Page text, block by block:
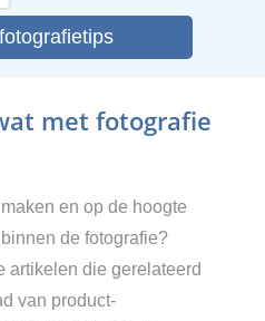
met fotografie
en op de hoogte
de fotografie?
artikelen die gerelateerd
van product-